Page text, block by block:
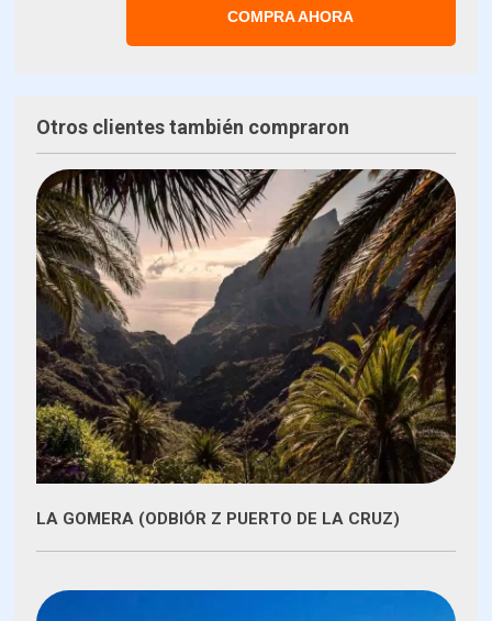
COMPRA AHORA
Otros clientes también compraron
LA GOMERA (ODBIÓR Z PUERTO DE LA CRUZ)